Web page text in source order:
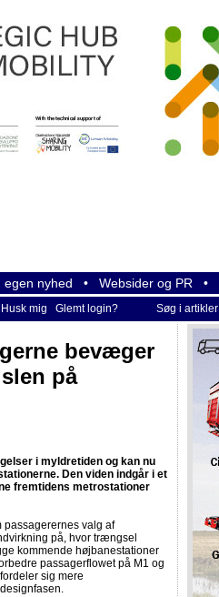
egen nyhed • Websider og PR •
Husk mig Glemt login? Søg i artikler
bevæger
på
i myldretiden og kan nu
Den viden indgår i et
fremtidens metrostationer
valg af
på, hvor trængsel
kommende højbanestationer
passagerflowet på M1 og
sig mere